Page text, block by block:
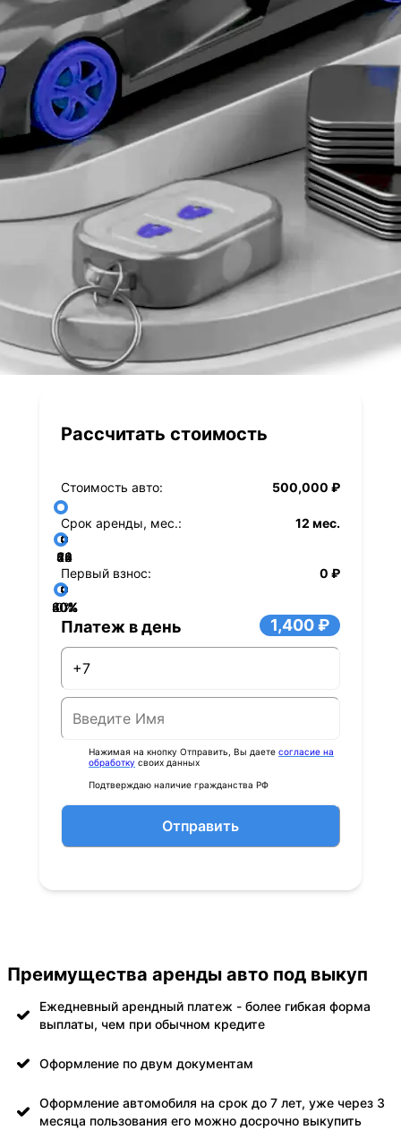
Рассчитать стоимость
Стоимость авто: 500,000 ₽
Срок аренды, мес.: 12 мес.
12
24
36
48
60
72
84
Первый взнос:
0 ₽
0%
20%
40%
60%
80%
Платеж в день 1,400 ₽
Нажимая на кнопку Отправить, Вы даете согласие на
обработку своих данных
Подтверждаю наличие гражданства РФ
Отправить
Преимущества аренды авто под выкуп
Ежедневный арендный платеж - более гибкая форма
выплаты, чем при обычном кредите
Оформление по двум документам
Оформление автомобиля на срок до 7 лет, уже через 3
месяца пользования его можно досрочно выкупить